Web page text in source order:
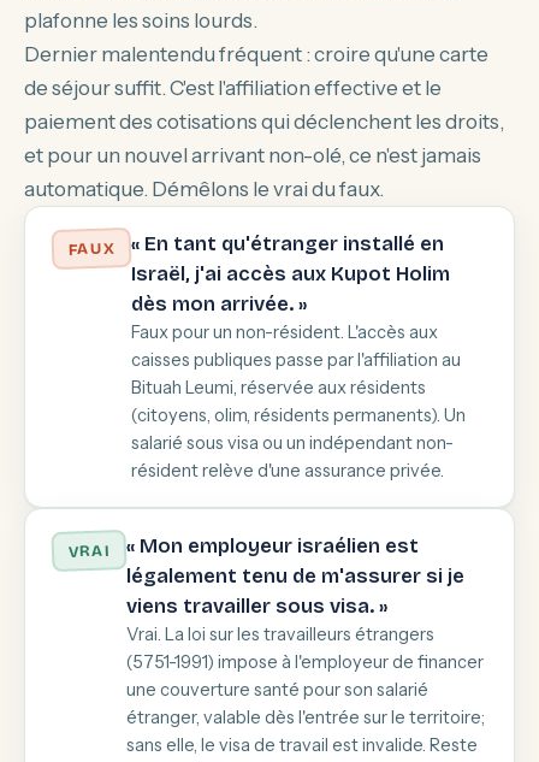
plafonne les soins lourds.
Dernier malentendu fréquent : croire qu'une carte
de séjour suffit. C'est l'affiliation effective et le
paiement des cotisations qui déclenchent les droits,
et pour un nouvel arrivant non-olé, ce n'est jamais
automatique. Démêlons le vrai du faux.
FAUX
« En tant qu'étranger installé en
Israël, j'ai accès aux Kupot Holim
dès mon arrivée. »
Faux pour un non-résident. L'accès aux
caisses publiques passe par l'affiliation au
Bituah Leumi, réservée aux résidents
(citoyens, olim, résidents permanents). Un
salarié sous visa ou un indépendant non-
résident relève d'une assurance privée.
VRAI
« Mon employeur israélien est
légalement tenu de m'assurer si je
viens travailler sous visa. »
Vrai. La loi sur les travailleurs étrangers
(5751-1991) impose à l'employeur de financer
une couverture santé pour son salarié
étranger, valable dès l'entrée sur le territoire;
sans elle, le visa de travail est invalide. Reste